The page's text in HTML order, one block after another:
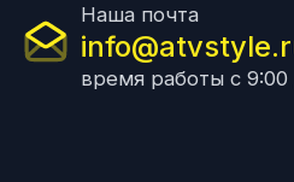
Наша почта
время работы с 9:00